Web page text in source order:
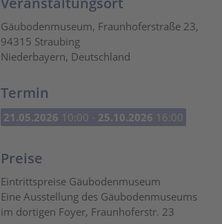
Gäubodenmuseum, Fraunhoferstraße 23,
94315 Straubing
Niederbayern, Deutschland
Termin
21.05.2026 10:00 - 25.10.2026 16:00
Preise
Eintrittspreise Gäubodenmuseum
Eine Ausstellung des Gäubodenmuseums
im dortigen Foyer, Fraunhoferstr. 23